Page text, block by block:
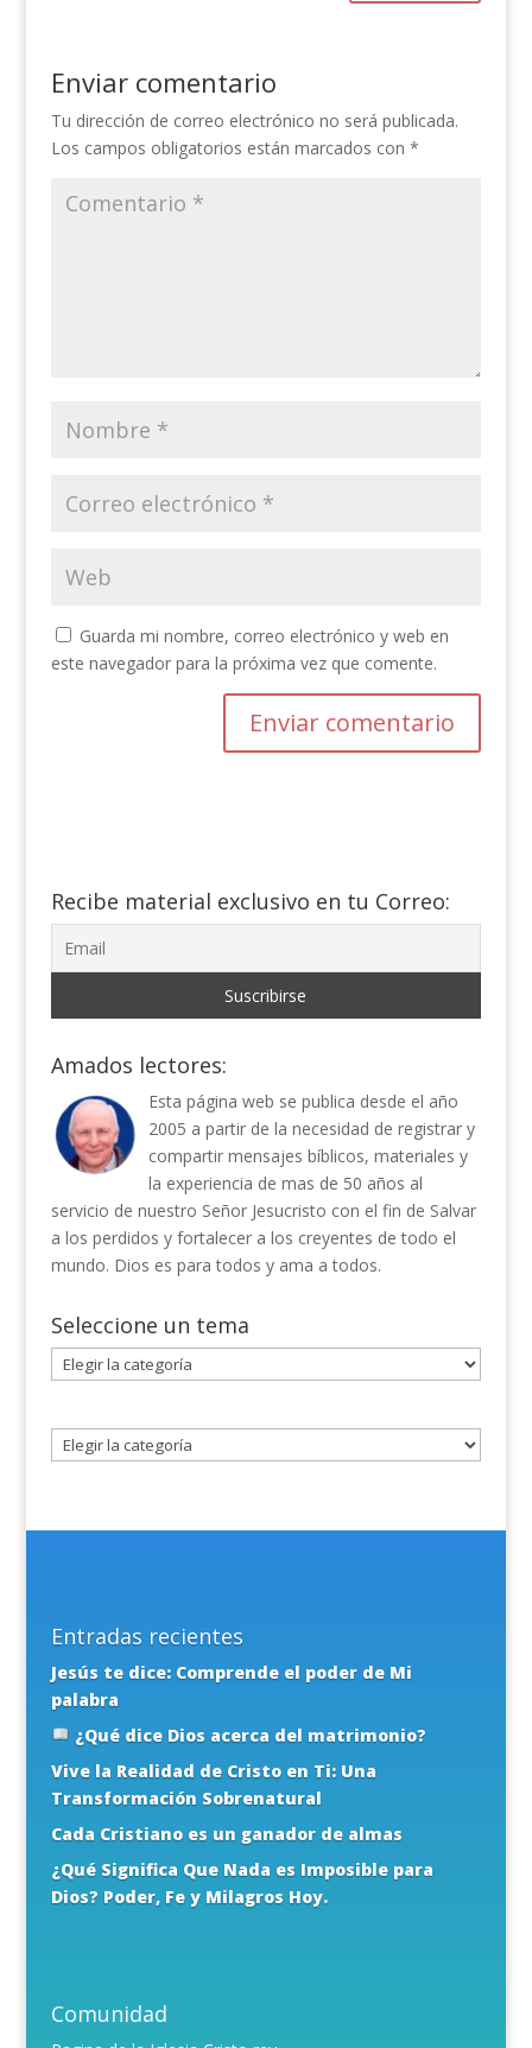
Enviar comentario
Tu dirección de correo electrónico no será publicada.
Los campos obligatorios están marcados con *
Guarda mi nombre, correo electrónico y web en
este navegador para la próxima vez que comente.
Recibe material exclusivo en tu Correo:
Amados lectores:
Esta página web se publica desde el año
2005 a partir de la necesidad de registrar y
compartir mensajes bíblicos, materiales y
la experiencia de mas de 50 años al
servicio de nuestro Señor Jesucristo con el fin de Salvar
a los perdidos y fortalecer a los creyentes de todo el
mundo. Dios es para todos y ama a todos.
Seleccione un tema
Seleccione
un
Entradas recientes
Jesús te dice: Comprende el poder de Mi
palabra
¿Qué dice Dios acerca del matrimonio?
Vive la Realidad de Cristo en Ti: Una
Transformación Sobrenatural
Cada Cristiano es un ganador de almas
¿Qué Significa Que Nada es Imposible para
Dios? Poder, Fe y Milagros Hoy.
Comunidad